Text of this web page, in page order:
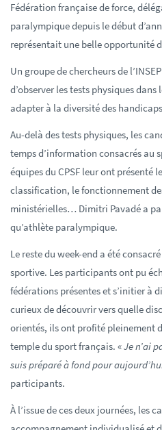
Fédération française de force,
paralympique depuis le début
représentait une belle opportunité
Un groupe de chercheurs de
d’observer les tests physiques
adapter à la diversité des
Au-delà des tests physiques, les
temps d’information consacrés au
équipes du CPSF leur ont présenté
classification, le fonctionnement
ministérielles… Dimitri Pavadé a
qu’athlète paralympique.
Le reste du week-end a été
sportive. Les participants ont pu
fédérations présentes et s’initier à
curieux de découvrir vers quelle
orientés, ils ont profité pleinement
temple du sport français. «Je n’ai
suis préparé à fond pour
participants.
À l’issue de ces deux journées, les